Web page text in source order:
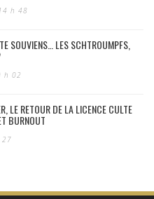
h 48
SOUVIENS… LES SCHTROUMPFS,
h 02
LE RETOUR DE LA LICENCE CULTE
BURNOUT